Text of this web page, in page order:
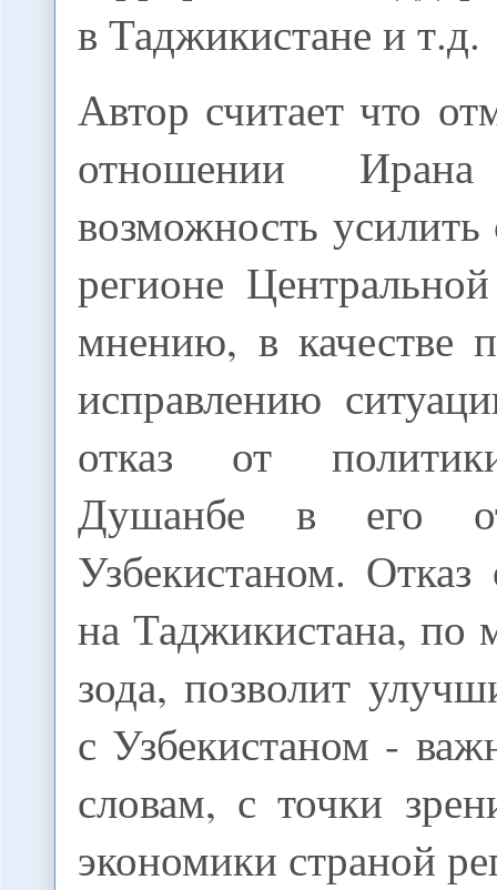
в Таджикистане и т.д.
Автор считает что
отношении
возможность усилить
регионе
мнению, в качестве
исправлению
отказ от
Душанбе в его
Узбекистаном.
на Таджикистана,
зода, позволит
с Узбекистаном -
словам, с точки
экономики страной